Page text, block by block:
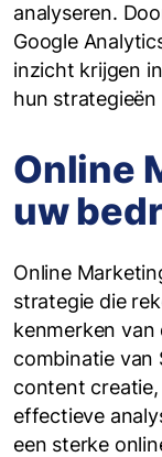
analyseren.
Google
inzicht krijgen
hun
Online
uw
Online
strategie die
kenmerken van
combinatie van
content creatie,
effectieve
een sterke